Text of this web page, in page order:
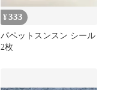
¥333
パペットスンスン シール
2枚